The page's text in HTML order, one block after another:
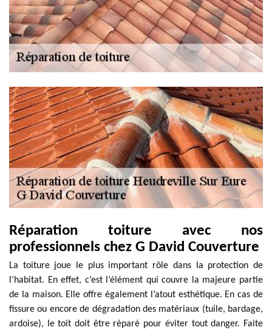
Réparation toiture avec nos
professionnels chez G David Couverture
La toiture joue le plus important rôle dans la protection de
l’habitat. En effet, c’est l’élément qui couvre la majeure partie
de la maison. Elle offre également l’atout esthétique. En cas de
fissure ou encore de dégradation des matériaux (tuile, bardage,
ardoise), le toit doit être réparé pour éviter tout danger. Faite